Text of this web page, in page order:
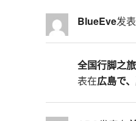
BlueEve发
全国行脚之
表在広島で